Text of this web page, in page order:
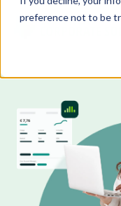
preference not to be
IR Portal
Oplossingen